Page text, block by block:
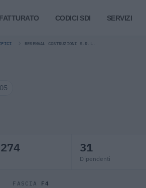
FATTURATO CODICI SDI SERVIZI
BESENVAL COSTRUZIONI S.R.L.
31
Dipendenti
FASCIA F4